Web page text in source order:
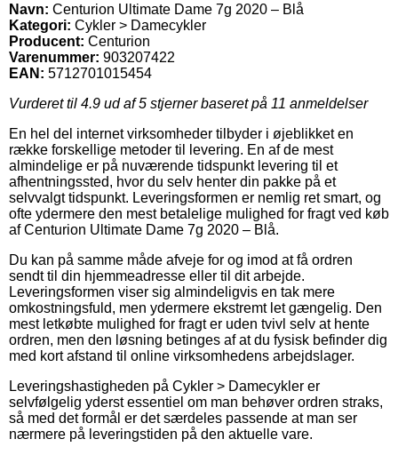
Navn: Centurion Ultimate Dame 7g 2020 – Blå
Kategori: Cykler > Damecykler
Producent: Centurion
Varenummer: 903207422
EAN: 5712701015454
Vurderet til 4.9 ud af 5 stjerner baseret på 11 anmeldelser
En hel del internet virksomheder tilbyder i øjeblikket en
række forskellige metoder til levering. En af de mest
almindelige er på nuværende tidspunkt levering til et
afhentningssted, hvor du selv henter din pakke på et
selvvalgt tidspunkt. Leveringsformen er nemlig ret smart, og
ofte ydermere den mest betalelige mulighed for fragt ved køb
af Centurion Ultimate Dame 7g 2020 – Blå.
Du kan på samme måde afveje for og imod at få ordren
sendt til din hjemmeadresse eller til dit arbejde.
Leveringsformen viser sig almindeligvis en tak mere
omkostningsfuld, men ydermere ekstremt let gængelig. Den
mest letkøbte mulighed for fragt er uden tvivl selv at hente
ordren, men den løsning betinges af at du fysisk befinder dig
med kort afstand til online virksomhedens arbejdslager.
Leveringshastigheden på Cykler > Damecykler er
selvfølgelig yderst essentiel om man behøver ordren straks,
så med det formål er det særdeles passende at man ser
nærmere på leveringstiden på den aktuelle vare.